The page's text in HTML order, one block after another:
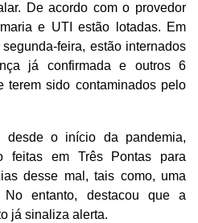
De acordo com o provedor
e UTI estão lotadas. Em
feira, estão internados
já confirmada e outros 6
terem sido contaminados pelo
desde o início da pandemia,
feitas em Três Pontas para
desse mal, tais como, uma
entanto, destacou que a
já sinaliza alerta.